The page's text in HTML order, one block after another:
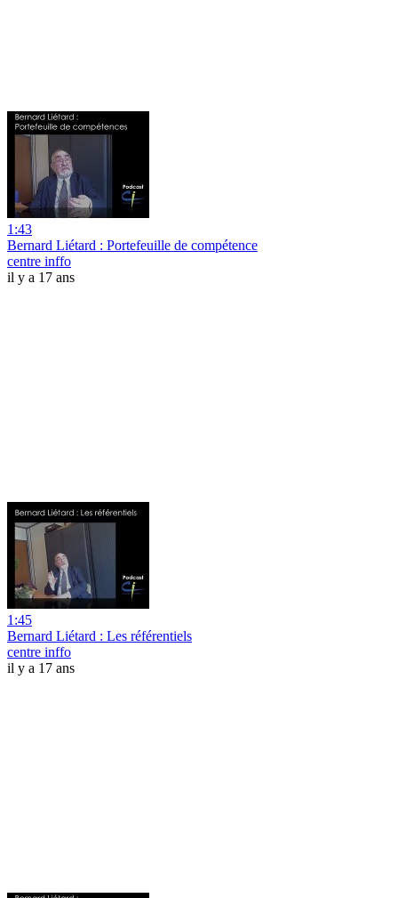
1:43
Bernard Liétard : Portefeuille de compétence
centre inffo
il y a 17 ans
1:45
Bernard Liétard : Les référentiels
centre inffo
il y a 17 ans